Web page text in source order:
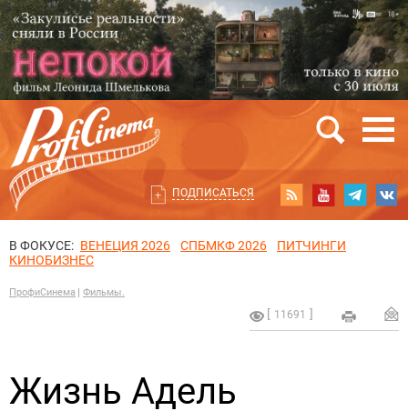
ПОДПИСАТЬСЯ
В ФОКУСЕ: ВЕНЕЦИЯ 2026 СПБМКФ 2026
ПИТЧИНГИ
КИНОБИЗНЕС
ПрофиСинема Фильмы.
11691
Жизнь Адель